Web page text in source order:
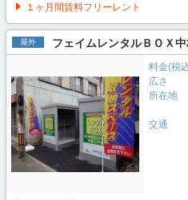
１ヶ月間賃料フリーレント
屋外 フェイムレンタルＢＯＸ
料金(税
広さ
所在地
交通